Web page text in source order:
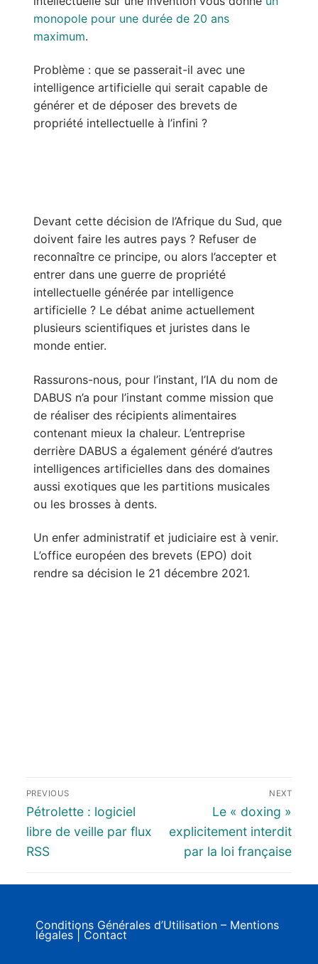
monopole pour une durée de 20 ans
maximum.
Problème : que se passerait-il avec une
intelligence artificielle qui serait capable de
générer et de déposer des brevets de
propriété intellectuelle à l’infini ?
Devant cette décision de l’Afrique du Sud, que
doivent faire les autres pays ? Refuser de
reconnaître ce principe, ou alors l’accepter et
entrer dans une guerre de propriété
intellectuelle générée par intelligence
artificielle ? Le débat anime actuellement
plusieurs scientifiques et juristes dans le
monde entier.
Rassurons-nous, pour l’instant, l’IA du nom de
DABUS n’a pour l’instant comme mission que
de réaliser des récipients alimentaires
contenant mieux la chaleur. L’entreprise
derrière DABUS a également généré d’autres
intelligences artificielles dans des domaines
aussi exotiques que les partitions musicales
ou les brosses à dents.
Un enfer administratif et judiciaire est à venir.
L’office européen des brevets (EPO) doit
rendre sa décision le 21 décembre 2021.
PREVIOUS
Pétrolette : logiciel
libre de veille par flux
RSS
NEXT
Le « doxing »
explicitement interdit
par la loi française
Conditions Générales d’Utilisation – Mentions
légales Contact